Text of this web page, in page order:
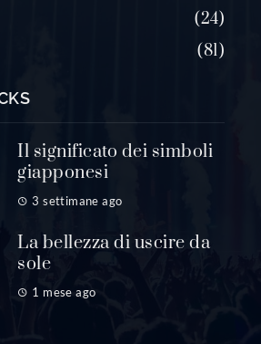
24
81
Il significato dei simboli
giapponesi
3 settimane ago
La bellezza di uscire da
sole
1 mese ago